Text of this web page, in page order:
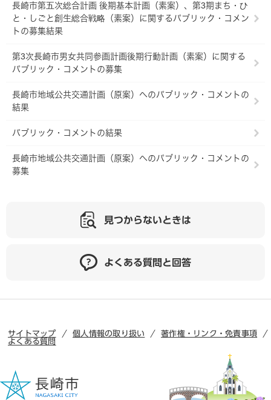
長崎市第五次総合計画 後期基本計画（素案）、第3期まち・ひ
と・しごと創生総合戦略（素案）に関するパブリック・コメン
トの募集結果
第3次長崎市男女共同参画計画後期行動計画（素案）に関する
パブリック・コメントの募集
長崎市地域公共交通計画（原案）へのパブリック・コメントの
結果
パブリック・コメントの結果
長崎市地域公共交通計画（原案）へのパブリック・コメントの
募集
見つからないときは
よくある質問と回答
サイトマップ 個人情報の取り扱い
著作権・リンク・免責事項
よくある質問